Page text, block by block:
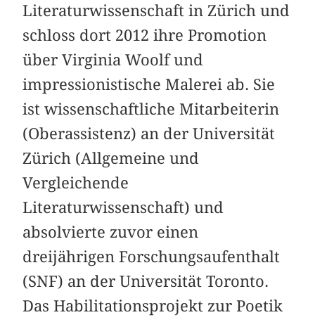
Literaturwissenschaft in Zürich und
schloss dort 2012 ihre Promotion
über Virginia Woolf und
impressionistische Malerei ab. Sie
ist wissenschaftliche Mitarbeiterin
(Oberassistenz) an der Universität
Zürich (Allgemeine und
Vergleichende
Literaturwissenschaft) und
absolvierte zuvor einen
dreijährigen Forschungsaufenthalt
(SNF) an der Universität Toronto.
Das Habilitationsprojekt zur Poetik